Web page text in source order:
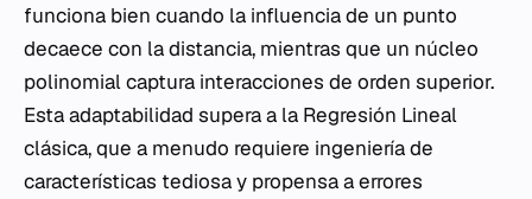
funciona bien cuando la influencia de un punto
decaece con la distancia, mientras que un núcleo
polinomial captura interacciones de orden superior.
Esta adaptabilidad supera a la Regresión Lineal
clásica, que a menudo requiere ingeniería de
características tediosa y propensa a errores